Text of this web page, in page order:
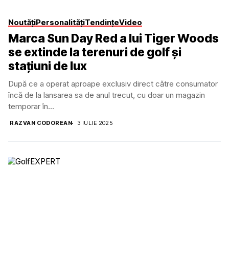
NoutățiPersonalitățiTendințeVideo
Marca Sun Day Red a lui Tiger Woods
se extinde la terenuri de golf și
stațiuni de lux
După ce a operat aproape exclusiv direct către consumator
încă de la lansarea sa de anul trecut, cu doar un magazin
temporar în...
RAZVAN CODOREAN 3 IULIE 2025